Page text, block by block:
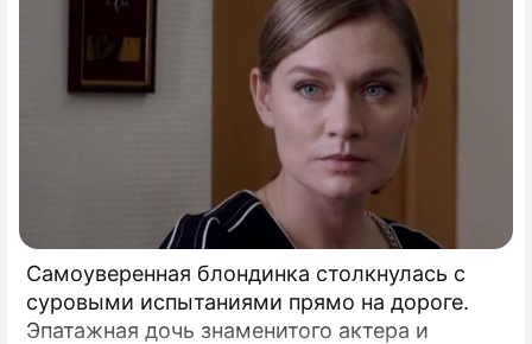
Самоуверенная блондинка столкнулась с
суровыми испытаниями прямо на дороге.
Эпатажная дочь знаменитого актера и